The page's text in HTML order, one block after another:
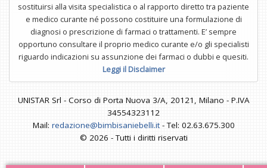
sostituirsi alla visita specialistica o al rapporto diretto tra paziente
e medico curante né possono costituire una formulazione di
diagnosi o prescrizione di farmaci o trattamenti. E’ sempre
opportuno consultare il proprio medico curante e/o gli specialisti
riguardo indicazioni su assunzione dei farmaci o dubbi e quesiti.
Leggi il Disclaimer
UNISTAR Srl - Corso di Porta Nuova 3/A, 20121, Milano - P.IVA
34554323112
Mail: redazione@bimbisaniebelli.it- Tel: 02.63.675.300
© 2026 - Tutti i diritti riservati